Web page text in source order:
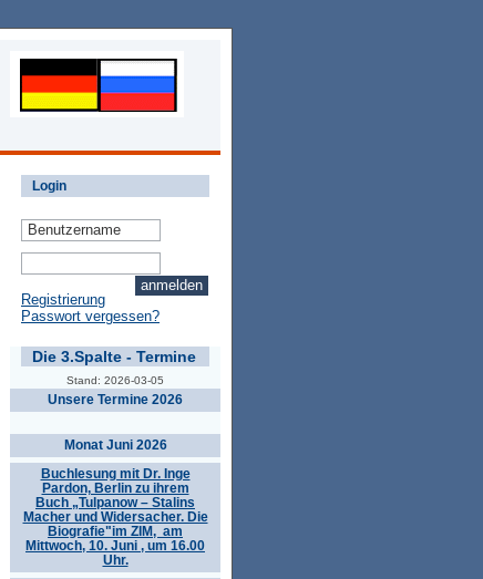
Login
Registrierung
Passwort vergessen?
Die 3.Spalte - Termine
Stand: 2026-03-05
Unsere Termine 2026
Monat Juni 2026
Buchlesung mit Dr. Inge
Pardon, Berlin zu ihrem
Buch „Tulpanow – Stalins
Macher und Widersacher. Die
Biografie"im ZIM, am
Mittwoch, 10. Juni , um 16.00
Uhr.